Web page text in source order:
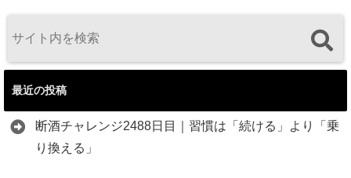
最近の投稿
断酒チャレンジ2488日目｜習慣は「続ける」より「乗
り換える」